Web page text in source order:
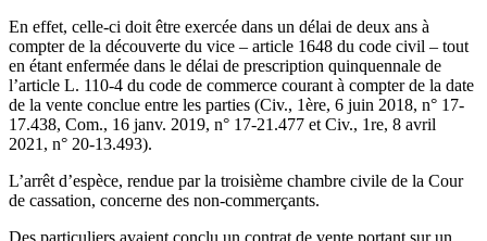
En effet, celle-ci doit être exercée dans un délai de deux ans à
compter de la découverte du vice – article 1648 du code civil – tout
en étant enfermée dans le délai de prescription quinquennale de
l’article L. 110-4 du code de commerce courant à compter de la date
de la vente conclue entre les parties (Civ., 1ère, 6 juin 2018, n° 17-
17.438, Com., 16 janv. 2019, n° 17-21.477 et Civ., 1re, 8 avril
2021, n° 20-13.493).
L’arrêt d’espèce, rendue par la troisième chambre civile de la Cour
de cassation, concerne des non-commerçants.
Des particuliers avaient conclu un contrat de vente portant sur un